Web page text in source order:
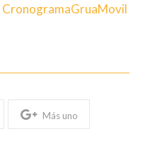
CronogramaGruaMovil
Más uno